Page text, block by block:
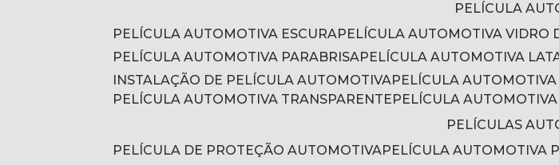
PELÍCULA
PELÍCULA AUTOMOTIVA ESCURA
PELÍCULA AUTOMOTIVA VIDRO
PELÍCULA AUTOMOTIVA PARABRISA
PELÍCULA AUTOMOTIVA
INSTALAÇÃO DE PELÍCULA AUTOMOTIVA
PELÍCULA
PELÍCULA AUTOMOTIVA TRANSPARENTE
PELÍCULA
PELÍCULAS
PELÍCULA DE PROTEÇÃO AUTOMOTIVA
PELÍCULA AUTOMOTIVA